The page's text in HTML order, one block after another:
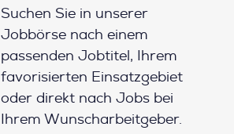
Suchen Sie in unserer
Jobbörse nach einem
passenden Jobtitel, Ihrem
favorisierten Einsatzgebiet
oder direkt nach Jobs bei
Ihrem Wunscharbeitgeber.